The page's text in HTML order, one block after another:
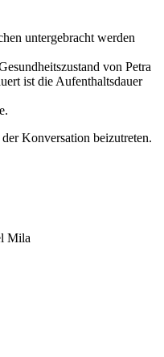
untergebracht werden
von Petra
ist die Aufenthaltsdauer
Konversation beizutreten.
Mila